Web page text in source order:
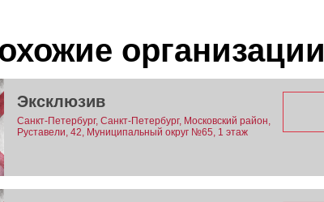
организации
Эксклюзив
Санкт-Петербург, Санкт-Петербург, Московский район,
Руставели, 42, Муниципальный округ №65, 1 этаж